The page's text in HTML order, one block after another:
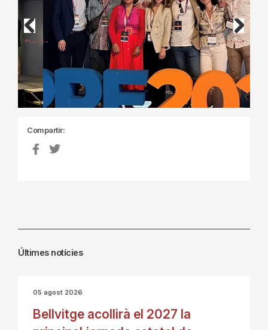
Previous Next
Compartir:
Últimes notícies
05 agost 2026
Bellvitge acollirà el 2027 la